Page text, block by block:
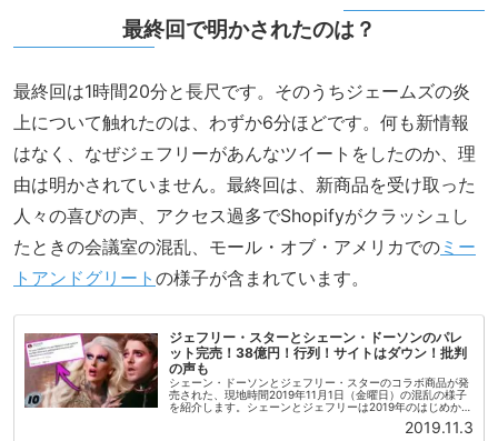
最終回で明かされたのは？
最終回は1時間20分と長尺です。そのうちジェームズの炎
上について触れたのは、わずか6分ほどです。何も新情報
はなく、なぜジェフリーがあんなツイートをしたのか、理
由は明かされていません。最終回は、新商品を受け取った
人々の喜びの声、アクセス過多でShopifyがクラッシュし
たときの会議室の混乱、モール・オブ・アメリカでの ミー
トアンドグリート の様子が含まれています。
ジェフリー・スターとシェーン・ドーソンのパレ
ット完売！38億円！行列！サイトはダウン！批判
の声も
シェーン・ドーソンとジェフリー・スターのコラボ商品が発
売された、現地時間2019年11月1日（金曜日）の混乱の様子
を紹介します。シェーンとジェフリーは2019年のはじめから
動画シリーズの撮影を開始していました。2人の私生活での
2019.11.3